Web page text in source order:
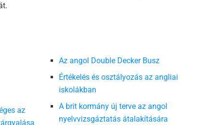
az
Az angol Double Decker Busz
Értékelés és osztályozás az angliai
iskolákban
A brit kormány új terve az angol
nyelvvizsgáztatás átalakítására